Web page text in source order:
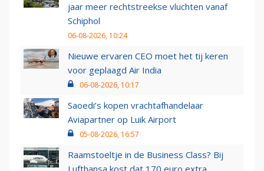
jaar meer rechtstreekse vluchten vanaf
Schiphol
06-08-2026, 10:24
Nieuwe ervaren CEO moet het tij keren
voor geplaagd Air India
06-08-2026, 10:17
Saoedi’s kopen vrachtafhandelaar
Aviapartner op Luik Airport
05-08-2026, 16:57
Raamstoeltje in de Business Class? Bij